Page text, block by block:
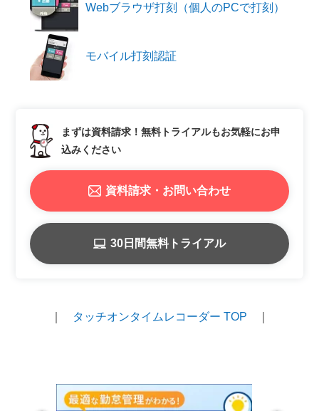
Webブラウザ打刻 （個人のPCで打刻）
モバイル打刻認証
まずは資料請求！ 無料トライアルもお気軽にお申
込みください
資料請求・お問い合わせ
30日間無料トライアル
タッチオンタイムレコーダー TOP